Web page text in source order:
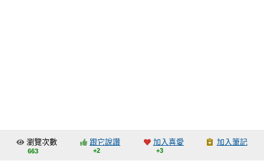
交流中心
瀏覽次數
663
跟它說讚
+2
加入喜愛
+3
加入筆記